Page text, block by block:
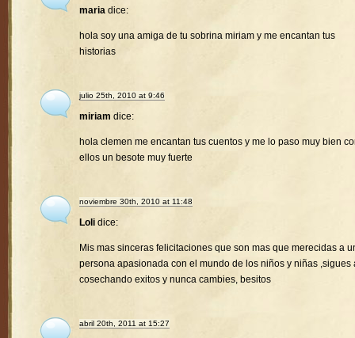
maria dice:
hola soy una amiga de tu sobrina miriam y me encantan tus
historias
julio 25th, 2010 at 9:46
miriam dice:
hola clemen me encantan tus cuentos y me lo paso muy bien
ellos un besote muy fuerte
noviembre 30th, 2010 at 11:48
Loli dice:
Mis mas sinceras felicitaciones que son mas que merecidas a
persona apasionada con el mundo de los niños y niñas ,sigues
cosechando exitos y nunca cambies, besitos
abril 20th, 2011 at 15:27